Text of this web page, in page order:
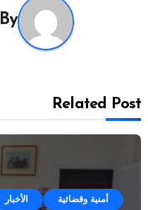
By
Related Post
أمنية وقضائية الأخبار